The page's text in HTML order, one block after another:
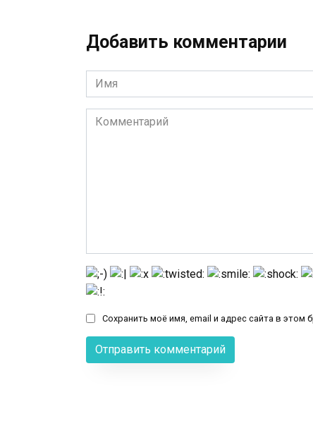
Добавить комментарии
Имя
*
Комментарий
Сохранить моё имя, email и адрес сайта в этом